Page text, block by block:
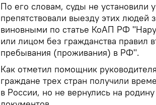
По его словам, суды не установили
препятствовали выезду этих
виновными по статье КоАП РФ
или лицом без гражданства правил
пребывания (проживания) в РФ".
Как отметил помощник
граждане трех стран получили
в России, но не вернулись на